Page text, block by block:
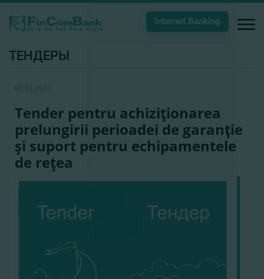
Internet Banking
ТЕНДЕРЫ
02.03.2023
Tender pentru achiziţionarea
prelungirii perioadei de garanţie
şi suport pentru echipamentele
de reţea